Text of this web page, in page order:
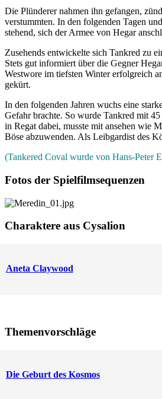
Die Plünderer nahmen ihn gefangen,
verstummten. In den folgenden Tagen
stehend, sich der Armee von Hegar
Zusehends entwickelte sich Tankred zu
Stets gut informiert über die Gegner
Westwore im tiefsten Winter erfolgreich
gekürt.
In den folgenden Jahren wuchs eine
Gefahr brachte. So wurde Tankred mit
in Regat dabei, musste mit ansehen wie
Böse abzuwenden. Als Leibgardist des
(Tankered Coval wurde von Hans-Peter
Fotos der Spielfilmsequenzen
Charaktere aus Cysalion
Aneta Claywood
Themenvorschläge
Die Geburt des Kosmos